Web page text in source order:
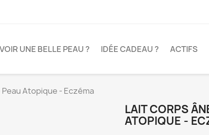
UNE BELLE PEAU ? IDÉE CADEAU ? ACTIFS
Atopique - Eczéma
LAIT CORPS
ATOPIQUE -